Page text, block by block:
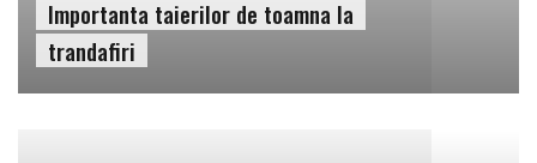
Importanta taierilor de toamna la
trandafiri